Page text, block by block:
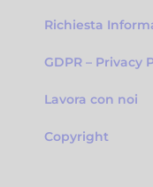
Richiesta
GDPR – Privacy
Lavora con noi
Copyright